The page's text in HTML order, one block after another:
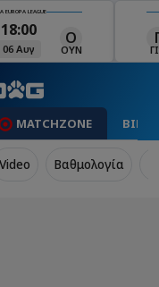
LEAGUE
19:00
06 Αυγ
Ρ
ΡΈΙ ΜΑΚ
MATCHZONE
Video Βαθμολογία